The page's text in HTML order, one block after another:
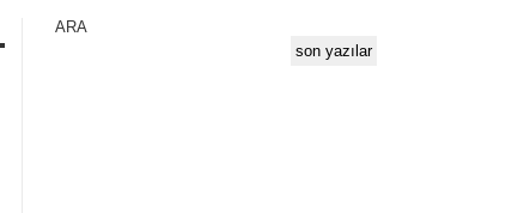
ARA
son yazılar